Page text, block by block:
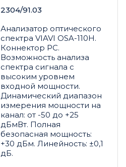
2304/91.03
Анализатор оптического
спектра VIAVI OSA-110H.
Коннектор PC.
Возможность анализа
спектра сигнала с
высоким уровнем
входной мощности.
Динамический диапазон
измерения мощности на
канал: от -50 до +25
дБмВт. Полная
безопасная мощность:
+30 дБм. Линейность: ±0,1
дБ.